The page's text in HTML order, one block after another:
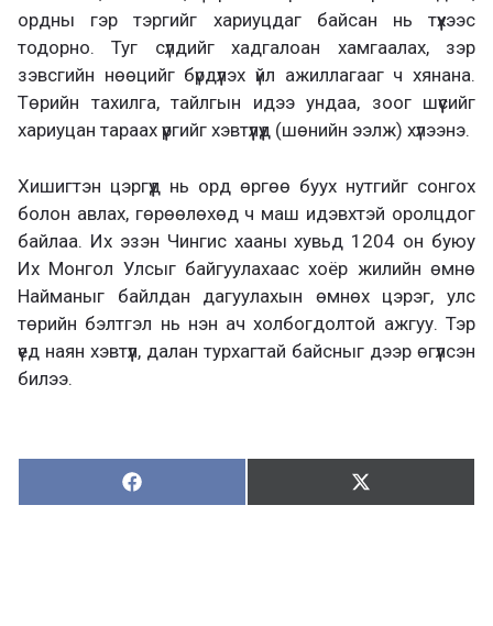
ордны гэр тэргийг хариуцдаг байсан нь түүхээс
тодорно. Туг сүлдийг хадгалоан хамгаалах, зэр
зэвсгийн нөөцийг бүрдүүлэх үйл ажиллагааг ч хянана.
Төрийн тахилга, тайлгын идээ ундаа, зоог шүүсийг
хариуцан тараах үүргийг хэвтүүлүүд (шөнийн ээлж) хүлээнэ.
Хишигтэн цэргүүд нь орд өргөө буух нутгийг сонгох
болон авлах, гөрөөлөхөд ч маш идэвхтэй оролцдог
байлаа. Их эзэн Чингис хааны хувьд 1204 он буюу
Их Монгол Улсыг байгуулахаас хоёр жилийн өмнө
Найманыг байлдан дагуулахын өмнөх цэрэг, улс
төрийн бэлтгэл нь нэн ач холбогдолтой ажгуу. Тэр
үед наян хэвтүүл, далан турхагтай байсныг дээр өгүүлсэн
билээ.
Хуваалцах:
Х
у
Түгээх:
Т